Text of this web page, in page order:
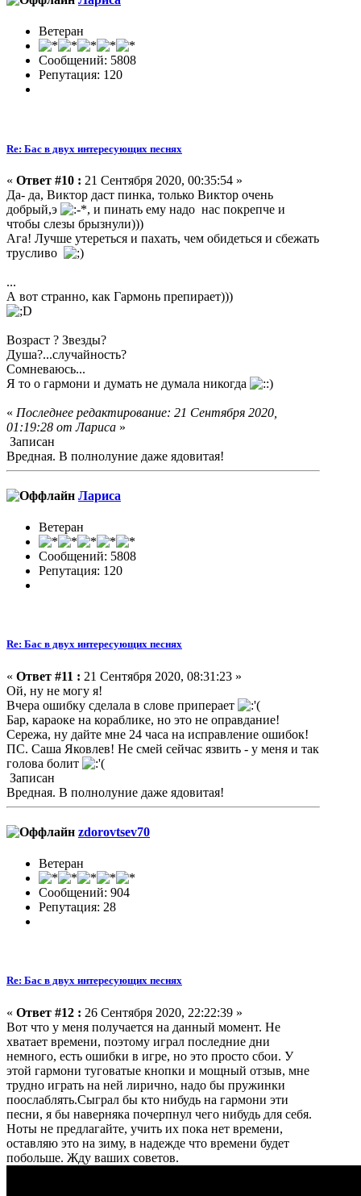
Ветеран
Сообщений: 5808
Репутация: 120
Re: Бас в двух интересующих песнях
« Ответ #10 : 21 Сентября 2020, 00:35:54 »
Да- да, Виктор даст пинка, только Виктор очень
добрый,э
, и пинать ему надо нас покрепче и
чтобы слезы брызнули)))
Ага! Лучше утереться и пахать, чем обидеться и сбежать
трусливо
...
А вот странно, как Гармонь препирает)))
Возраст ? Звезды?
Душа?...случайность?
Сомневаюсь...
Я то о гармони и думать не думала никогда
« Последнее редактирование: 21 Сентября 2020,
01:19:28 от Лариса »
Записан
Вредная. В полнолуние даже ядовитая!
Лариса
Ветеран
Сообщений: 5808
Репутация: 120
Re: Бас в двух интересующих песнях
« Ответ #11 : 21 Сентября 2020, 08:31:23 »
Ой, ну не могу я!
Вчера ошибку сделала в слове приперает
Бар, караоке на кораблике, но это не оправдание!
Сережа, ну дайте мне 24 часа на исправление ошибок!
ПС. Саша Яковлев! Не смей сейчас язвить - у меня и так
голова болит
Записан
Вредная. В полнолуние даже ядовитая!
zdorovtsev70
Ветеран
Сообщений: 904
Репутация: 28
Re: Бас в двух интересующих песнях
« Ответ #12 : 26 Сентября 2020, 22:22:39 »
Вот что у меня получается на данный момент. Не
хватает времени, поэтому играл последние дни
немного, есть ошибки в игре, но это просто сбои. У
этой гармони туговатые кнопки и мощный отзыв, мне
трудно играть на ней лирично, надо бы пружинки
поослаблять.Сыграл бы кто нибудь на гармони эти
песни, я бы наверняка почерпнул чего нибудь для себя.
Ноты не предлагайте, учить их пока нет времени,
оставляю это на зиму, в надежде что времени будет
побольше. Жду ваших советов.